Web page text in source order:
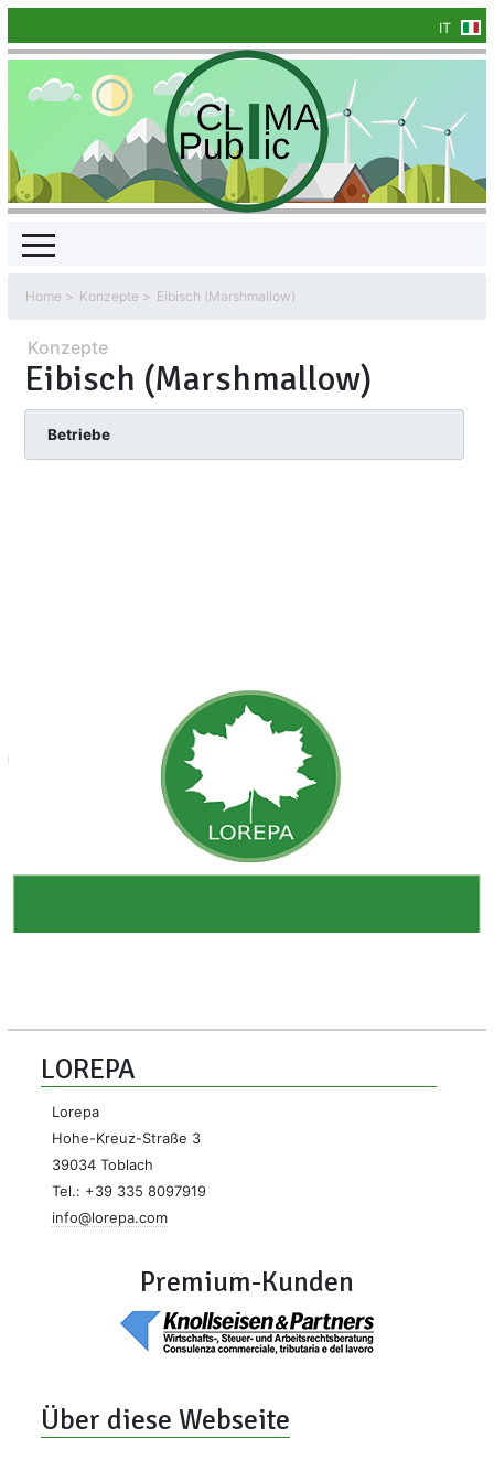
IT
Home Konzepte Eibisch (Marshmallow)
Konzepte
Eibisch (Marshmallow)
Betriebe
LOREPA
Lorepa
Hohe-Kreuz-Straße 3
39034 Toblach
Tel.: +39 335 8097919
info@lorepa.com
Premium-Kunden
Über diese Webseite